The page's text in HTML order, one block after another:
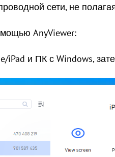
сети, не
AnyViewer:
и ПК с Windows,